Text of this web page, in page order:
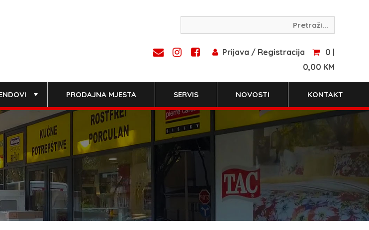
Prijava / Registracija
0 |
0,00 KM
PRODAJNA MJESTA SERVIS NOVOSTI KONTAKT